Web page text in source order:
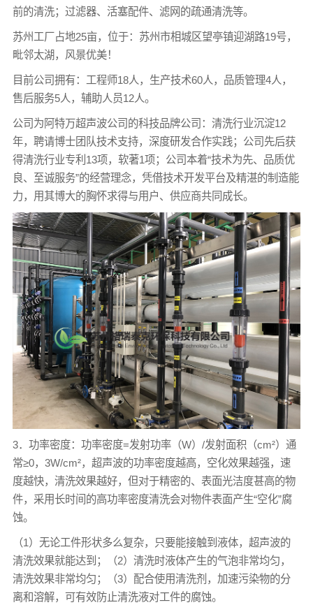
前的清洗；过滤器、活塞配件、滤网的疏通清洗等。
苏州工厂占地25亩，位于：苏州市相城区望亭镇迎湖路19号，
毗邻太湖，风景优美！
目前公司拥有：工程师18人，生产技术60人，品质管理4人，
售后服务5人，辅助人员12人。
公司为阿特万超声波公司的科技品牌公司：清洗行业沉淀12
年，聘请博士团队技术支持，深度研发合作实践；公司先后获
得清洗行业专利13项，软著1项；公司本着“技术为先、品质优
良、至诚服务”的经营理念，凭借技术开发平台及精湛的制造能
力，用其博大的胸怀求得与用户、供应商共同成长。
3．功率密度：功率密度=发射功率（W）/发射面积（cm²）通
常≥0，3W/cm²，超声波的功率密度越高，空化效果越强，速
度越快，清洗效果越好，但对于精密的、表面光洁度甚高的物
件，采用长时间的高功率密度清洗会对物件表面产生“空化”腐
蚀。
（1）无论工件形状多么复杂，只要能接触到液体，超声波的
清洗效果就能达到；（2）清洗时液体产生的气泡非常均匀，
清洗效果非常均匀；（3）配合使用清洗剂，加速污染物的分
离和溶解，可有效防止清洗液对工件的腐蚀。